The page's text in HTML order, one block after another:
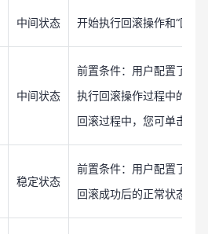
中间状态 开始执行回滚操作和“回滚
中间状态
前置条件：用户配置了“失
执行回滚操作过程中的中
回滚过程中，您可单击取
稳定状态
前置条件：用户配置了“失
回滚成功后的正常状态，